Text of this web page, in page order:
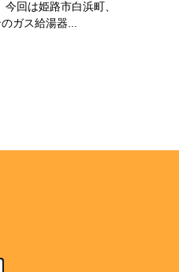
回は姫路市白浜町、
ガス給湯器...